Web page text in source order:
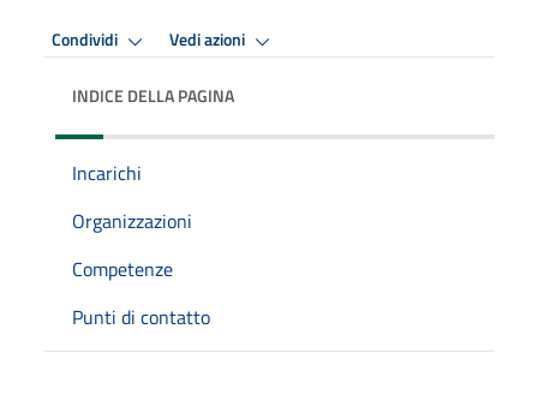
Condividi Vedi azioni
INDICE DELLA PAGINA
Incarichi
Organizzazioni
Competenze
Punti di contatto